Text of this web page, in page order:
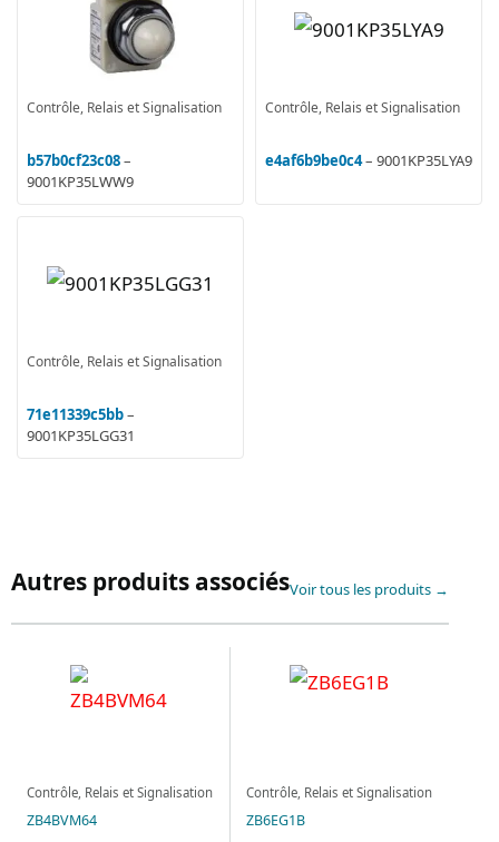
Contrôle, Relais et Signalisation
b57b0cf23c08–
9001KP35LWW9
Contrôle, Relais et Signalisation
e4af6b9be0c4– 9001KP35LYA9
Contrôle, Relais et Signalisation
71e11339c5bb–
9001KP35LGG31
Autres produits associésVoir tous les produits →
Contrôle, Relais et Signalisation
ZB4BVM64
Contrôle, Relais et Signalisation
ZB6EG1B